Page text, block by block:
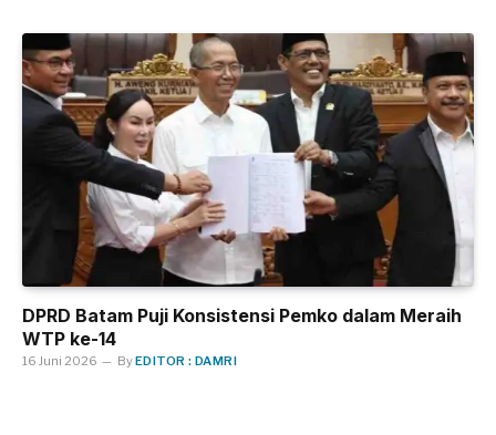
DPRD Batam Puji Konsistensi Pemko dalam Meraih
WTP ke-14
16 Juni 2026 ByEDITOR : DAMRI